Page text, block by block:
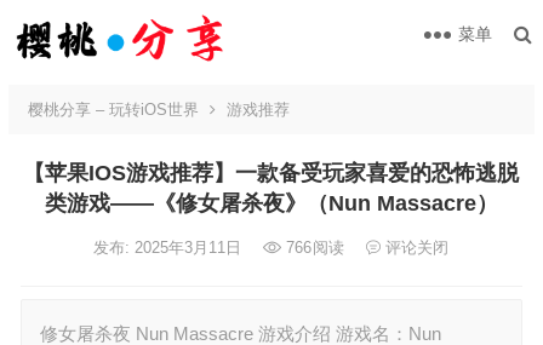
菜单
樱桃分享 – 玩转iOS世界 游戏推荐
【苹果IOS游戏推荐】一款备受玩家喜爱的恐怖逃脱
类游戏——《修女屠杀夜》（Nun Massacre）
发布: 2025年3月11日 766阅读 评论关闭
修女屠杀夜 Nun Massacre 游戏介绍 游戏名：Nun